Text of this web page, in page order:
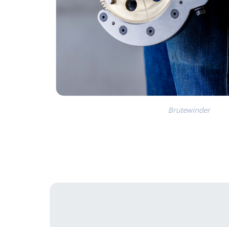
Brutewinder